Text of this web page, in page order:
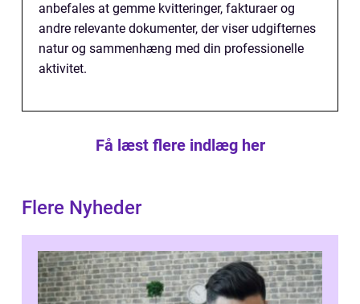
anbefales at gemme kvitteringer, fakturaer og
andre relevante dokumenter, der viser udgifternes
natur og sammenhæng med din professionelle
aktivitet.
Få læst flere indlæg her
Flere Nyheder